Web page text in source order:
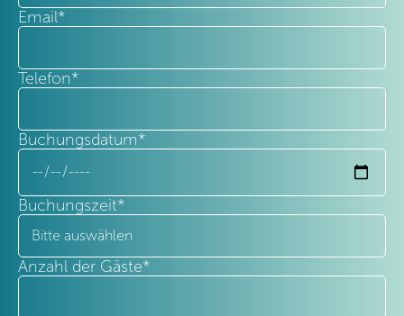
Email*
Telefon*
Buchungsdatum*
Buchungszeit*
Anzahl der Gäste*